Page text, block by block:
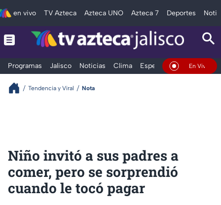
en vivo TV Azteca Azteca UNO Azteca 7 Deportes
Programas Jalisco Noticias Clima Espectáculos Deportes
En Vivo
Tendencia y Viral Nota
Niño invitó a sus padres a
comer, pero se sorprendió
cuando le tocó pagar